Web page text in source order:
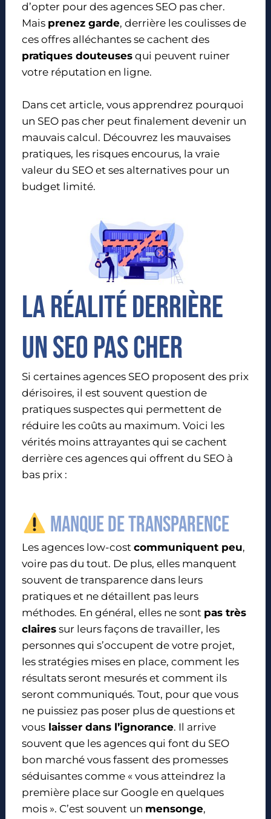
d’opter pour des agences SEO pas cher.
Mais prenez garde, derrière les coulisses de
ces offres alléchantes se cachent des
pratiques douteuses qui peuvent ruiner
votre réputation en ligne.
Dans cet article, vous apprendrez pourquoi
un SEO pas cher peut finalement devenir un
mauvais calcul. Découvrez les mauvaises
pratiques, les risques encourus, la vraie
valeur du SEO et ses alternatives pour un
budget limité.
La réalité derrière
un SEO pas cher
Si certaines agences SEO proposent des prix
dérisoires, il est souvent question de
pratiques suspectes qui permettent de
réduire les coûts au maximum. Voici les
vérités moins attrayantes qui se cachent
derrière ces agences qui offrent du SEO à
bas prix :
Manque de transparence
Les agences low-costcommuniquent peu,
voire pas du tout. De plus, elles manquent
souvent de transparence dans leurs
pratiques et ne détaillent pas leurs
méthodes. En général, elles ne sont pas très
claires sur leurs façons de travailler, les
personnes qui s’occupent de votre projet,
les stratégies mises en place, comment les
résultats seront mesurés et comment ils
seront communiqués. Tout, pour que vous
ne puissiez pas poser plus de questions et
vous laisser dans l’ignorance. Il arrive
souvent que les agences qui font du SEO
bon marché vous fassent des promesses
séduisantes comme « vous atteindrez la
première place sur Google en quelques
mois ». C’est souvent un mensonge,